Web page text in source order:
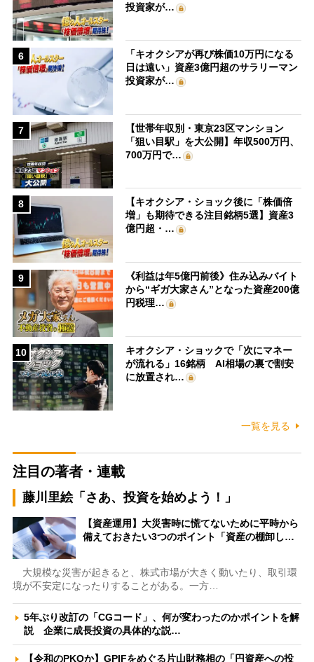
投資家が…
6
「キオクシアが再び株価10万円になる
日は遠い」資産3億円超のサラリーマン
投資家が…
7
【世帯年収別・東京23区マンション
「狙い目駅」を大公開】年収500万円、
700万円で…
8
【キオクシア・ショック後に「株価倍
増」も期待できる注目銘柄5選】資産3
億円超・…
9
《利益は年5億円前後》住み込みバイト
から“ギガ大家さん”となった資産200億
円税理…
10
キオクシア・ショックで「次にマネー
が流れる」16銘柄 AI相場の裏で割安
に放置され…
一覧を見る
注目の著者・連載
藤川里絵「さあ、投資を始めよう！」
【資産運用】大災害時に慌てないために平時から
備えておきたい3つのポイント「資産の棚卸し…
大規模な災害が起きると、株式市場が大きく動いたり、取引環
境が不安定になったりすることがある。一方…
5年ぶり改訂の「CGコード」、何が変わったのかポイントを解
説 企業に成長投資の具体的な説…
【令和のPKOか】GPIFをめぐる片山財務相の「円資産への投